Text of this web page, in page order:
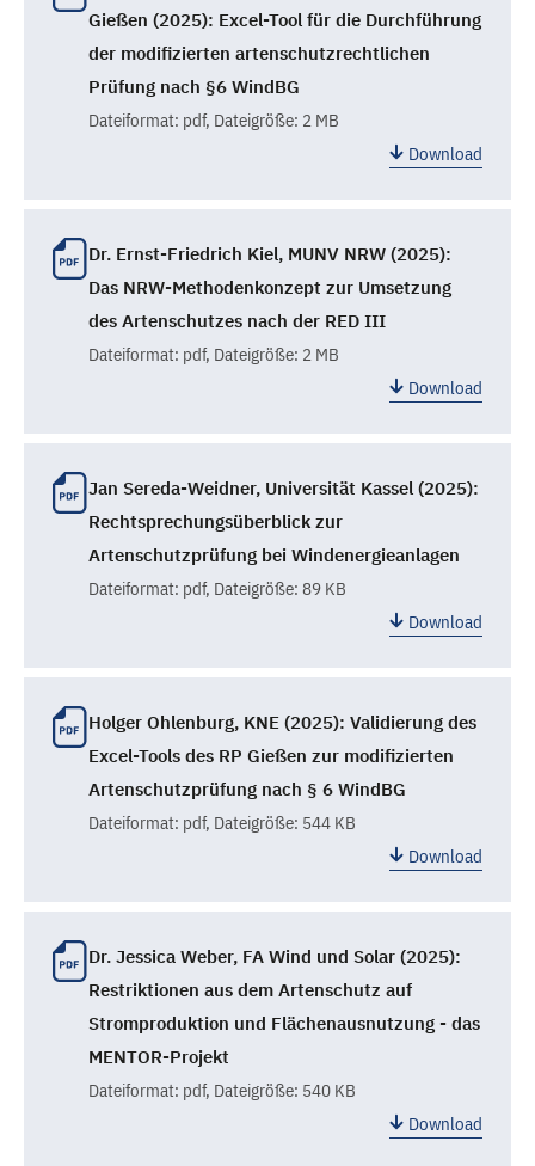
Gießen (2025): Excel-Tool für die Durchführung
der modifizierten artenschutzrechtlichen
Prüfung nach §6 WindBG
Dateiformat: pdf, Dateigröße: 2 MB
Download
Dr. Ernst-Friedrich Kiel, MUNV NRW (2025):
Das NRW-Methodenkonzept zur Umsetzung
des Artenschutzes nach der RED III
Dateiformat: pdf, Dateigröße: 2 MB
Download
Jan Sereda-Weidner, Universität Kassel (2025):
Rechtsprechungsüberblick zur
Artenschutzprüfung bei Windenergieanlagen
Dateiformat: pdf, Dateigröße: 89 KB
Download
Holger Ohlenburg, KNE (2025): Validierung des
Excel-Tools des RP Gießen zur modifizierten
Artenschutzprüfung nach § 6 WindBG
Dateiformat: pdf, Dateigröße: 544 KB
Download
Dr. Jessica Weber, FA Wind und Solar (2025):
Restriktionen aus dem Artenschutz auf
Stromproduktion und Flächenausnutzung - das
MENTOR-Projekt
Dateiformat: pdf, Dateigröße: 540 KB
Download